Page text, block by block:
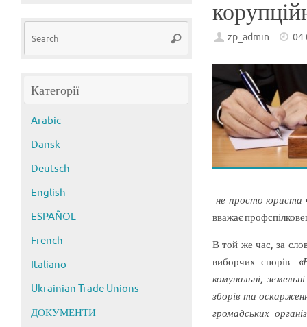
zp_admin
не просто юриста
вважає
В той же час, за
виборчих спорів.
комунальні,
зборів та
громадських
Search
Search
Категорії
Arabic
Dansk
Deutsch
English
ESPAÑOL
French
Italiano
Ukrainian Trade Unions
ДОКУМЕНТИ